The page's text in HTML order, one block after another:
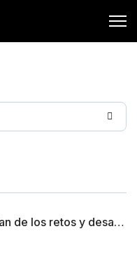
Los expertos hablan de los retos y desafíos del proceso de restablecimiento de los derechos de niños, niñas y adolescentes en Medellín